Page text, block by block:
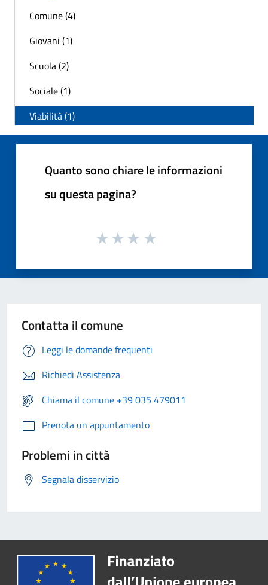
Comune (4)
Giovani (1)
Scuola (2)
Sociale (1)
Viabilità (1)
Quanto sono chiare le informazioni
su questa pagina?
Contatta il comune
Leggi le domande frequenti
Richiedi Assistenza
Chiama il comune +39 035 479011
Prenota un appuntamento
Problemi in città
Segnala disservizio